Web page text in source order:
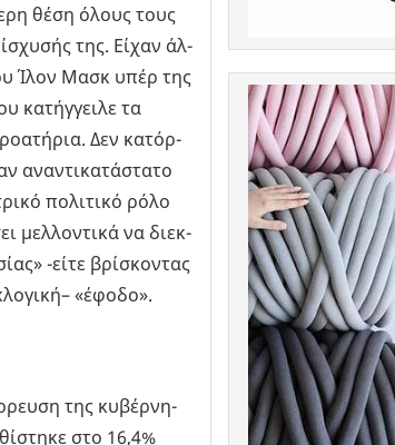
θέση όλους τους
της. Είχαν άλ­
Ίλον Μασκ υπέρ της
κα­τήγ­γει­λε τα
Δεν κα­τόρ­
ανα­ντι­κα­τά­στα­το
πο­λι­τι­κό ρόλο
μελ­λο­ντι­κά να διεκ­
-είτε βρί­σκο­ντας
«έφοδο».
της κυ­βέρ­νη­
στο 16,4%